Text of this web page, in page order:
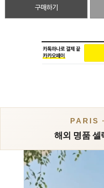
구매하기
PARIS
해외 명품 셀